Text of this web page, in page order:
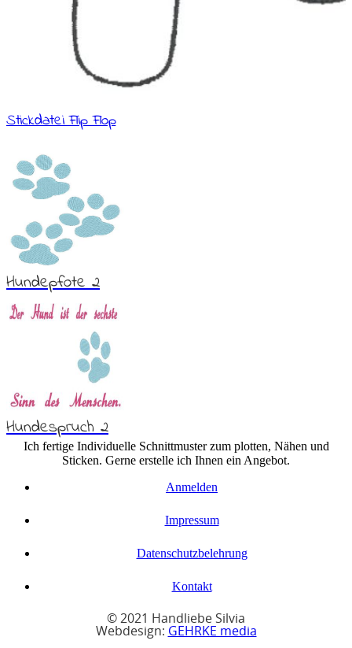
Stickdatei Flip Flop
Hundepfote 2
Hundespruch 2
Ich fertige Individuelle Schnittmuster zum plotten, Nähen und
Sticken. Gerne erstelle ich Ihnen ein Angebot.
Anmelden
Impressum
Datenschutzbelehrung
Kontakt
© 2021 Handliebe Silvia
Webdesign: GEHRKE media